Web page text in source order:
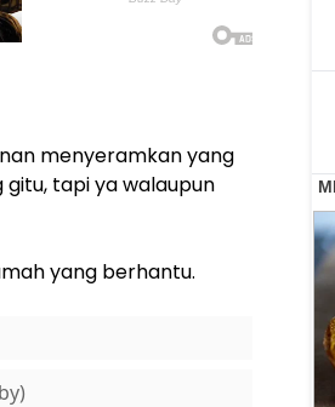
menyeramkan yang
tapi ya walaupun
yang berhantu.